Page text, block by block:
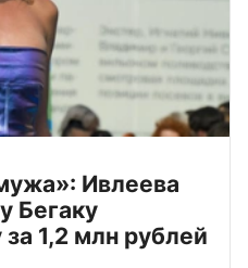
Ивлеева
Бегаку
1,2 млн рублей